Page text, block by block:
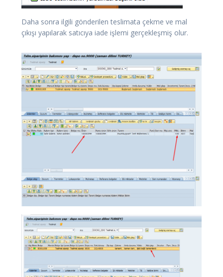
Daha sonra ilgili gönderilen teslimata çekme ve mal
çıkışı yapılarak satıcıya iade işlemi gerçekleşmiş olur.